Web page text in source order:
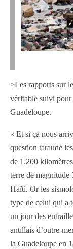
>Les rapports sur
véritable suivi pour
Guadeloupe.
« Et si ça nous
question taraude
de 1.200
terre de magnitude
Haïti. Or les
type de celui qui a
un jour des
antillais d’outre-
la Guadeloupe en